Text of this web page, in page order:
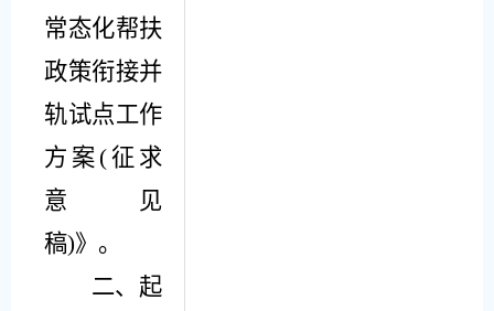
常态化帮扶
政策衔接并
轨试点工作
方案 ( 征求
意见
稿)》。
二、起